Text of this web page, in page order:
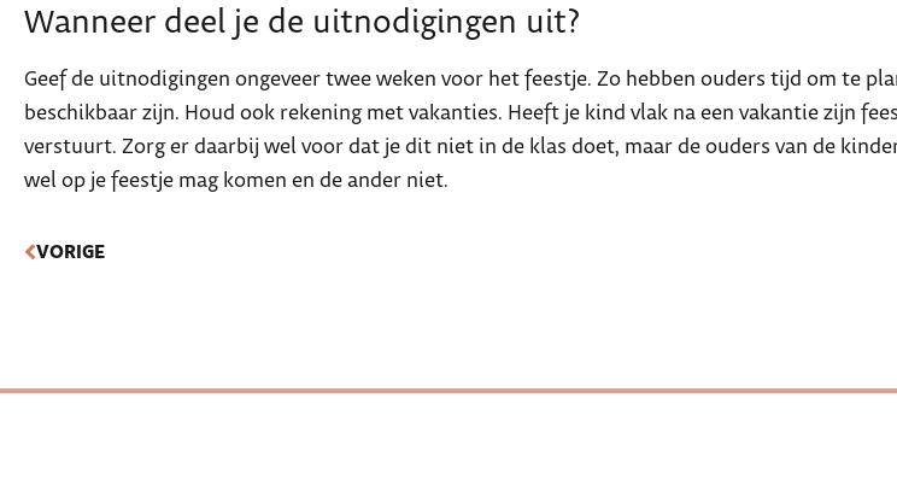
Wanneer deel je de uitnodigingen uit?
Geef de uitnodigingen ongeveer twee weken voor het feestje. Zo hebben ouders tijd om te
beschikbaar zijn. Houd ook rekening met vakanties. Heeft je kind vlak na een vakantie zijn
verstuurt. Zorg er daarbij wel voor dat je dit niet in de klas doet, maar de ouders van de
wel op je feestje mag komen en de ander niet.
VORIGE